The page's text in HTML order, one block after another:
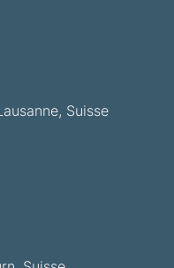
Suisse